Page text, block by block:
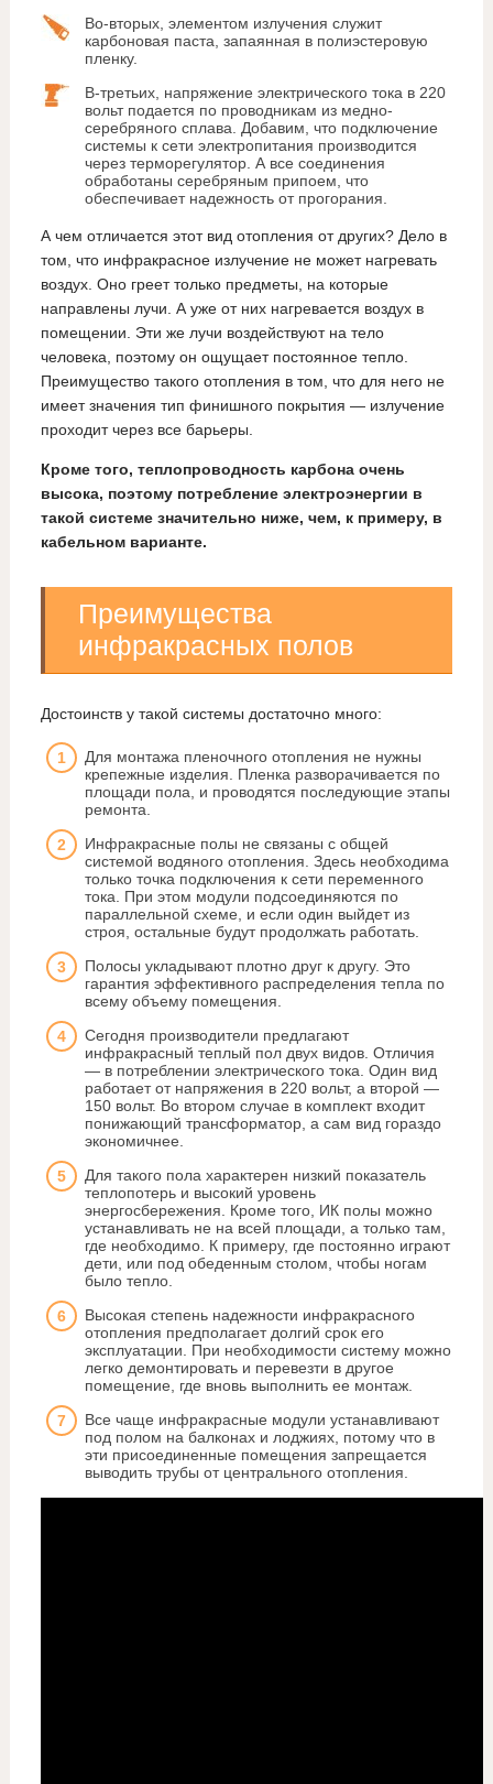
Во-вторых, элементом излучения служит
карбоновая паста, запаянная в полиэстеровую
пленку.
В-третьих, напряжение электрического тока в 220
вольт подается по проводникам из медно-
серебряного сплава. Добавим, что подключение
системы к сети электропитания производится
через терморегулятор. А все соединения
обработаны серебряным припоем, что
обеспечивает надежность от прогорания.
А чем отличается этот вид отопления от других? Дело в
том, что инфракрасное излучение не может нагревать
воздух. Оно греет только предметы, на которые
направлены лучи. А уже от них нагревается воздух в
помещении. Эти же лучи воздействуют на тело
человека, поэтому он ощущает постоянное тепло.
Преимущество такого отопления в том, что для него не
имеет значения тип финишного покрытия — излучение
проходит через все барьеры.
Кроме того, теплопроводность карбона очень
высока, поэтому потребление электроэнергии в
такой системе значительно ниже, чем, к примеру, в
кабельном варианте.
Преимущества
инфракрасных полов
Достоинств у такой системы достаточно много:
Для монтажа пленочного отопления не нужны
крепежные изделия. Пленка разворачивается по
площади пола, и проводятся последующие этапы
ремонта.
Инфракрасные полы не связаны с общей
системой водяного отопления. Здесь необходима
только точка подключения к сети переменного
тока. При этом модули подсоединяются по
параллельной схеме, и если один выйдет из
строя, остальные будут продолжать работать.
Полосы укладывают плотно друг к другу. Это
гарантия эффективного распределения тепла по
всему объему помещения.
Сегодня производители предлагают
инфракрасный теплый пол двух видов. Отличия
— в потреблении электрического тока. Один вид
работает от напряжения в 220 вольт, а второй —
150 вольт. Во втором случае в комплект входит
понижающий трансформатор, а сам вид гораздо
экономичнее.
Для такого пола характерен низкий показатель
теплопотерь и высокий уровень
энергосбережения. Кроме того, ИК полы можно
устанавливать не на всей площади, а только там,
где необходимо. К примеру, где постоянно играют
дети, или под обеденным столом, чтобы ногам
было тепло.
Высокая степень надежности инфракрасного
отопления предполагает долгий срок его
эксплуатации. При необходимости систему можно
легко демонтировать и перевезти в другое
помещение, где вновь выполнить ее монтаж.
Все чаще инфракрасные модули устанавливают
под полом на балконах и лоджиях, потому что в
эти присоединенные помещения запрещается
выводить трубы от центрального отопления.